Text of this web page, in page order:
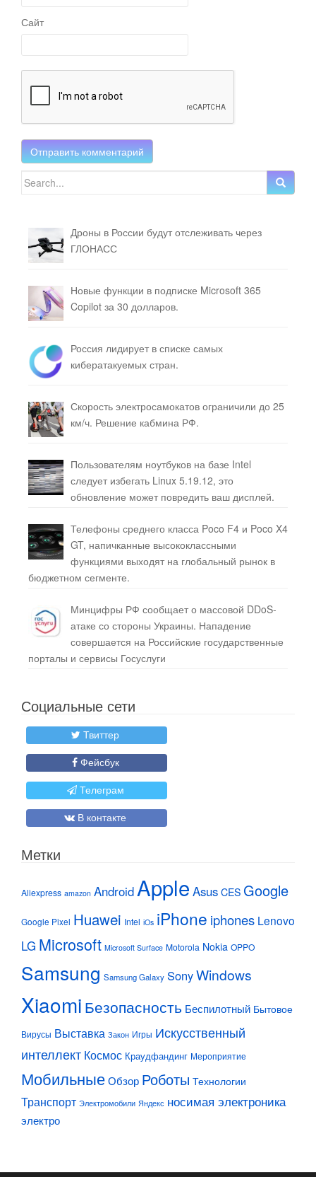
Сайт
Search for:
Дроны в России будут отслеживать через
ГЛОНАСС
Новые функции в подписке Microsoft 365
Copilot за 30 долларов.
Россия лидирует в списке самых
кибератакуемых стран.
Скорость электросамокатов ограничили до 25
км/ч. Решение кабмина РФ.
Пользователям ноутбуков на базе Intel
следует избегать Linux 5.19.12, это
обновление может повредить ваш дисплей.
Телефоны среднего класса Poco F4 и Poco X4
GT, напичканные высококлассными
функциями выходят на глобальный рынок в
бюджетном сегменте.
Минцифры РФ сообщает о массовой DDoS-
атаке со стороны Украины. Нападение
совершается на Российские государственные
порталы и сервисы Госуслуги
Социальные сети
Твиттер
Фейсбук
Телеграм
В контакте
Метки
Aliexpress amazon Android Apple Asus CES Google
Google Pixel Huawei Intel iOs iPhone iphones Lenovo
LG Microsoft Microsoft Surface Motorola Nokia OPPO
Samsung Samsung Galaxy SonyWindows
Xiaomi Безопасность Беспилотный Бытовое
Вирусы Выставка Закон Игры Искусственный
интеллект Космос Краудфандинг Мероприятие
МобильныеОбзор Роботы Технологии
Транспорт Электромобили Яндекс носимая электроника
электро